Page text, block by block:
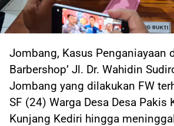
Jombang, Kasus Penganiayaan
Barbershop’ Jl. Dr. Wahidin
Jombang yang dilakukan FW
SF (24) Warga Desa Desa Pakis
Kunjang Kediri hingga